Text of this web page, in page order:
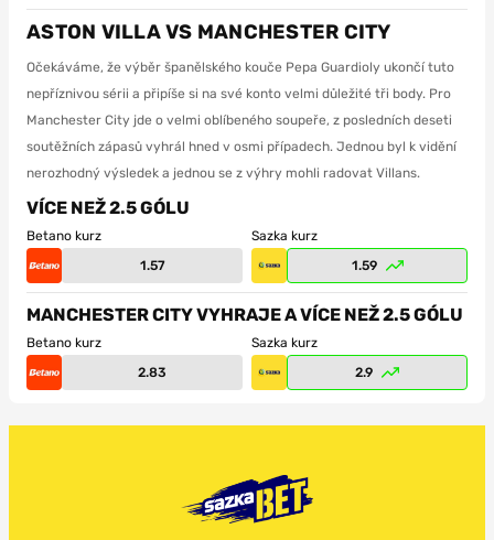
ASTON VILLA VS MANCHESTER CITY
Očekáváme, že výběr španělského kouče Pepa Guardioly ukončí tuto
nepříznivou sérii a připíše si na své konto velmi důležité tři body. Pro
Manchester City jde o velmi oblíbeného soupeře, z posledních deseti
soutěžních zápasů vyhrál hned v osmi případech. Jednou byl k vidění
nerozhodný výsledek a jednou se z výhry mohli radovat Villans.
VÍCE NEŽ 2.5 GÓLU
Betano kurz
1.57
Sazka kurz
1.59
MANCHESTER CITY VYHRAJE A VÍCE NEŽ 2.5 GÓLU
Betano kurz
2.83
Sazka kurz
2.9